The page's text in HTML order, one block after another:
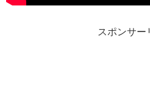
スポンサー